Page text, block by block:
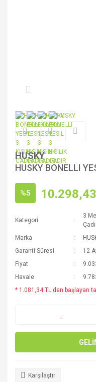
HUSKY
HUSKY BONELLI
%5
Kategori
3
Marka
Garanti Süresi
12
Fiyat
Havale
* 1.081,34 TL den başlayan
Karşılaştır